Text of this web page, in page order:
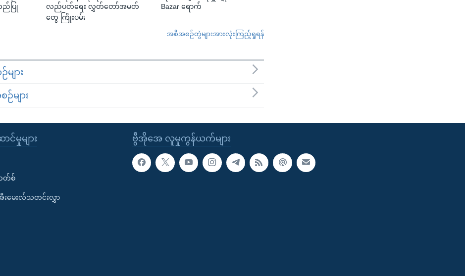
ပြု
လည်ပတ်ရေး လွှတ်တော်အမတ်
တွေ ကြိုးပမ်း
Bazar ရောက်
အစီအစဉ်တွဲများအားလုံးကြည့်ရှုရန်
ျား
များ
ဗွီအိုအေ လူမှုကွန်ယက်များ
င်မှုများ
တ်စ်
းမေးလ်သတင်းလွှာ